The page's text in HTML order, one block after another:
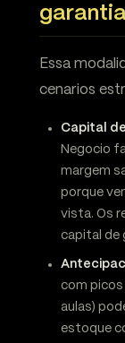
Essa
cenarios
Capital
Negocio
margem
porque
vista. Os
capital de
com picos
aulas)
estoque